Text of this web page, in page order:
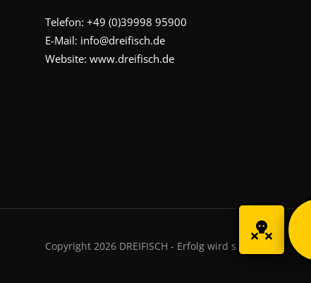
Telefon: +49 (0)39998 95900
E-Mail: info@dreifisch.de
Website: www.dreifisch.de
Copyright 2026 DREIFISCH - Erfolg wird sichtbar.